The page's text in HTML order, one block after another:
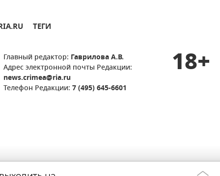
ТЕГИ
Главный редактор: Гаврилова А.В.
Адрес электронной почты Редакции:
news.crimea@ria.ru
Телефон Редакции: 7 (495) 645-6601
18+